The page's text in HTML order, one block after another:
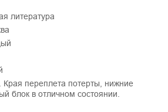
литература
переплета потерты, нижние
блок в отличном состоянии.